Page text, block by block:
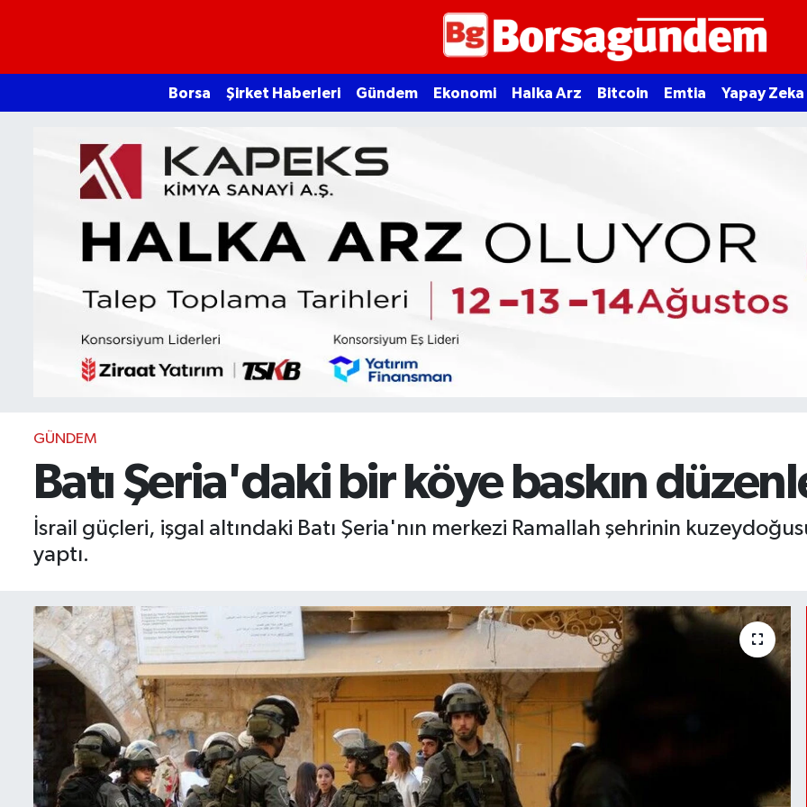
Borsa Şirket Haberleri Gündem Ekonomi Halka Arz Bitcoin Emtia Yapay Zeka
GÜNDEM
Batı Şeria'daki bir köye baskın
İsrail güçleri, işgal altındaki Batı Şeria'nın merkezi Ramallah şehrinin
yaptı.
Ekonomi
Emtia
Şirket Haberleri
BIST 100 Isı Haritası
Coin Isı Haritası
Ekonomik Takvim
Gizlilik Sözleşmesi
Hakkımızda
İletişim